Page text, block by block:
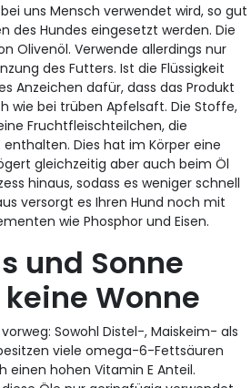
uns Mensch verwendet wird, so gut
des Hundes eingesetzt werden. Die
Olivenöl. Verwende allerdings nur
des Futters. Ist die Flüssigkeit
Anzeichen dafür, dass das Produkt
wie bei trüben Apfelsaft. Die Stoffe,
Fruchtfleischteilchen, die
Dies hat im Körper eine
gleichzeitig aber auch beim Öl
hinaus, sodass es weniger schnell
versorgt es Ihren Hund noch mit
wie Phosphor und Eisen.
und Sonne
Wonne
Sowohl Distel-, Maiskeim- als
viele omega-6-Fettsäuren
einen hohen Vitamin E Anteil.